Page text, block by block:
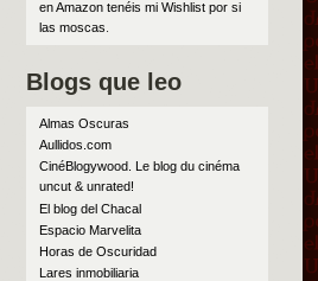
en Amazon tenéis mi Wishlist por si
las moscas
Blogs que leo
Almas Oscuras
Aullidos.com
CinéBlogywood. Le blog du cinéma
uncut & unrated!
El blog del Chacal
Espacio Marvelita
Horas de Oscuridad
Lares inmobiliaria